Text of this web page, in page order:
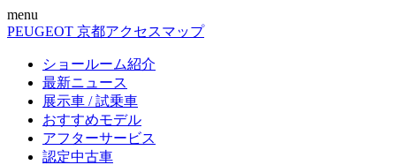
menu
PEUGEOT 京都アクセスマップ
ショールーム紹介
最新ニュース
展示車 / 試乗車
おすすめモデル
アフターサービス
認定中古車